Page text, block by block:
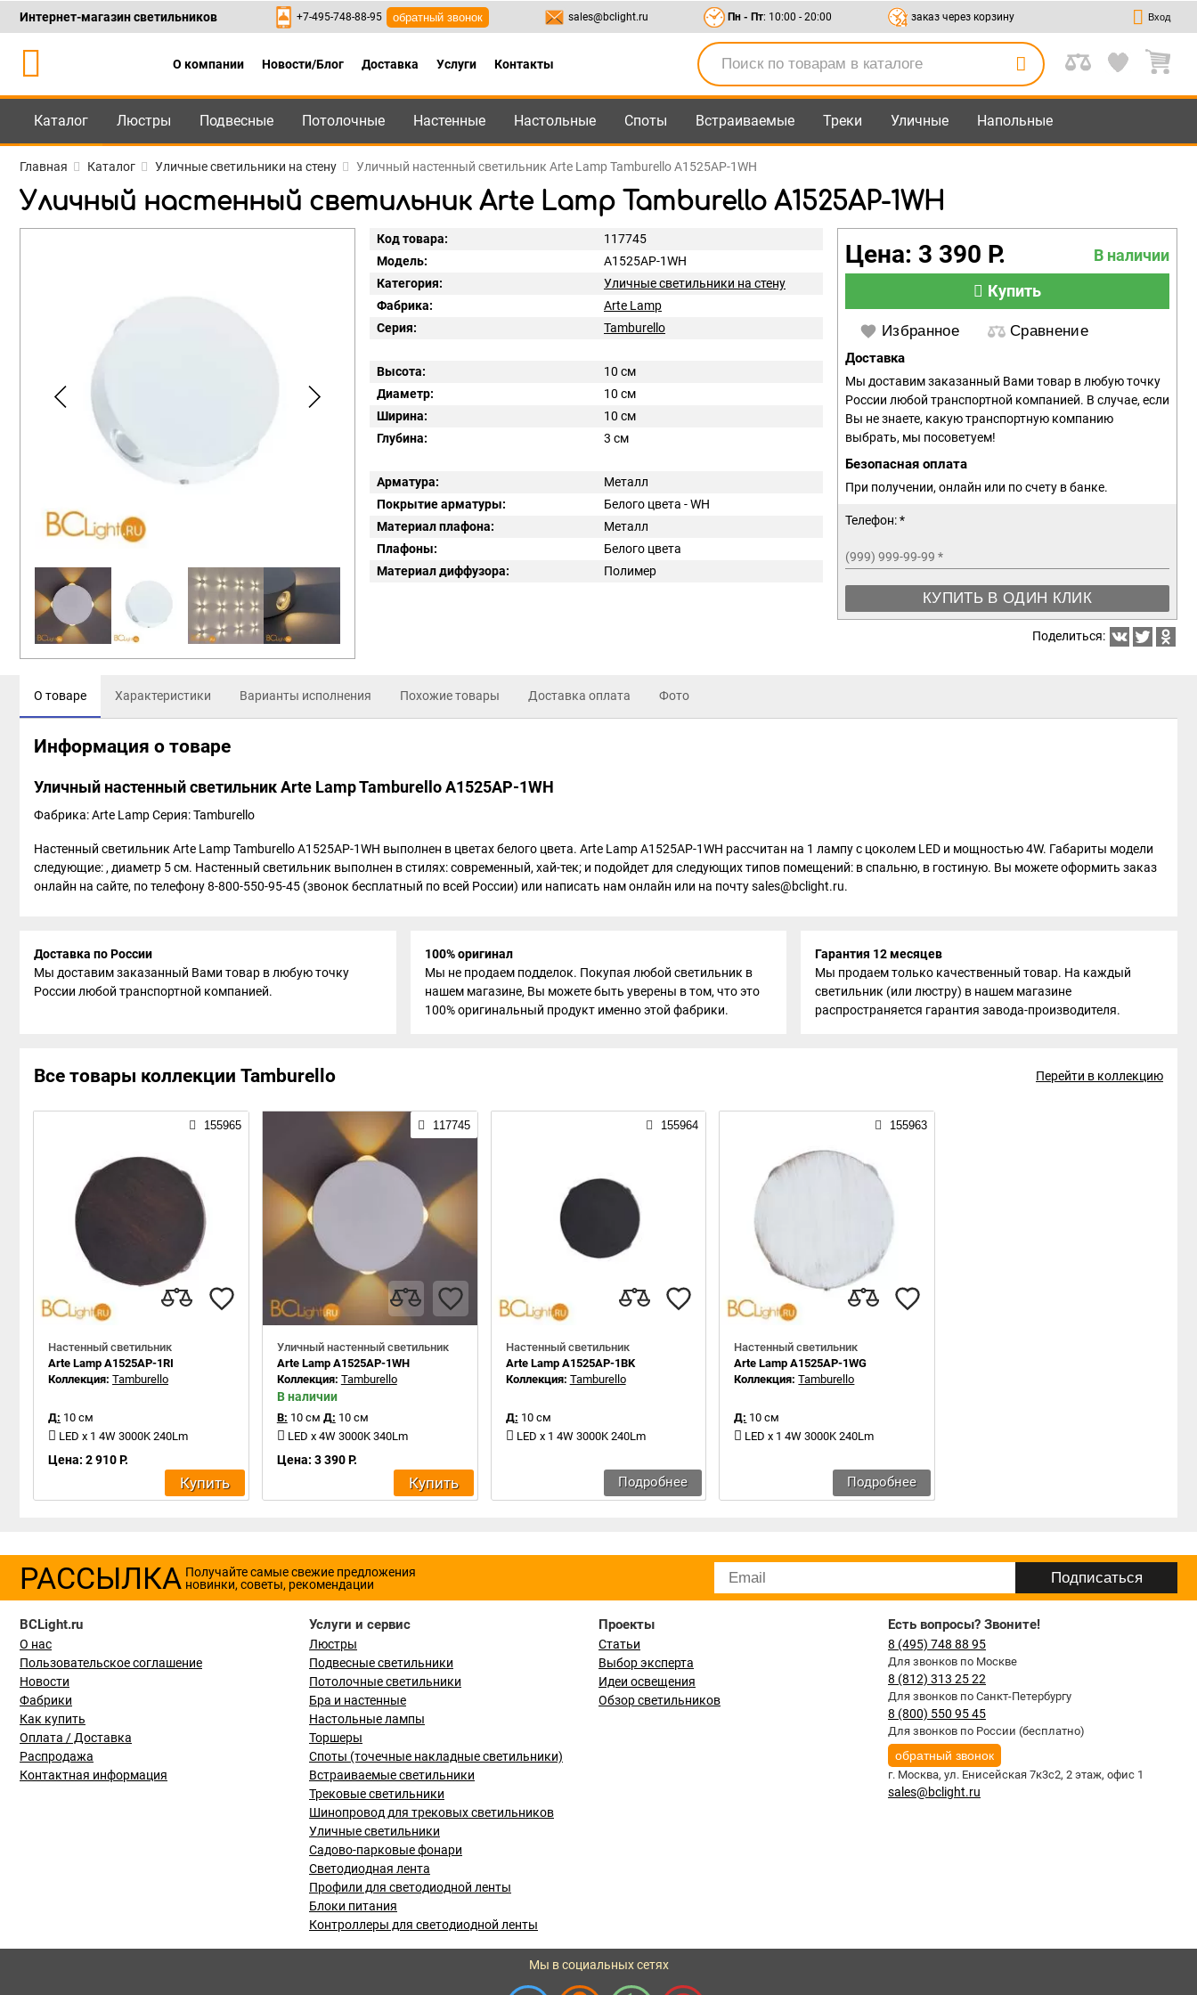
Каталог +7-495-748-88-95 ,8-800-550-95-45 sales@bclight.ru
Интернет-магазин светильников +7-495-748-88-95 обратный звонок sales@bclight.ru Пн - Пт: 10:00 - 20:00 заказ через корзину Вход
О компании Новости/Блог Доставка Услуги Контакты
Каталог Люстры Подвесные Потолочные Настенные Настольные Споты Встраиваемые Треки Уличные Напольные
Главная Каталог Уличные светильники на стену Уличный настенный светильник Arte Lamp Tamburello A1525AP-1WH
Уличный настенный светильник Arte Lamp Tamburello A1525AP-1WH
Код товара:
117745
Модель:
A1525AP-1WH
Категория:
Уличные светильники на стену
Фабрика:
Arte Lamp
Серия:
Tamburello
Высота:
10 см
Диаметр:
10 см
Ширина:
10 см
Глубина:
3 см
Арматура:
Металл
Покрытие арматуры:
Белого цвета - WH
Материал плафона:
Металл
Плафоны:
Белого цвета
Материал диффузора:
Полимер
Цена: 3 390 Р.
В наличии
Купить
Избранное Сравнение
Доставка
Мы доставим заказанный Вами товар в любую точку
России любой транспортной компанией. В случае, если
Вы не знаете, какую транспортную компанию
выбрать, мы посоветуем!
Безопасная оплата
При получении, онлайн или по счету в банке.
Телефон: *
(999) 999-99-99 *
КУПИТЬ В ОДИН КЛИК
Поделиться:
О товаре Характеристики Варианты исполнения Похожие товары Доставка оплата Фото
Информация о товаре
Уличный настенный светильник Arte Lamp Tamburello A1525AP-1WH
Фабрика: Arte LampСерия: Tamburello
Настенный светильник Arte Lamp Tamburello A1525AP-1WH выполнен в цветах белого цвета. Arte Lamp A1525AP-1WH рассчитан на 1 лампу с цоколем LED и мощностью 4W. Габариты модели
следующие: , диаметр 5 см. Настенный светильник выполнен в стилях: современный, хай-тек; и подойдет для следующих типов помещений: в спальню, в гостиную. Вы можете оформить заказ
онлайн на сайте, по телефону 8-800-550-95-45 (звонок бесплатный по всей России) или написать нам онлайн или на почту sales@bclight.ru.
Доставка по России
Мы доставим заказанный Вами товар в любую точку
России любой транспортной компанией.
100% оригинал
Мы не продаем подделок. Покупая любой светильник в
нашем магазине, Вы можете быть уверены в том, что это
100% оригинальный продукт именно этой фабрики.
Гарантия 12 месяцев
Мы продаем только качественный товар. На каждый
светильник (или люстру) в нашем магазине
распространяется гарантия завода-производителя.
Все товары коллекции Tamburello Перейти в коллекцию
155965
Настенный светильник
Arte Lamp A1525AP-1RI
Коллекция: Tamburello
Д: 10 см
LED x 1 4W 3000K 240Lm
Цена: 2 910 Р.
Купить
117745
Уличный настенный светильник
Arte Lamp A1525AP-1WH
Коллекция: Tamburello
В наличии
В: 10 см Д: 10 см
LED x 4W 3000K 340Lm
Цена: 3 390 Р.
Купить
155964
Настенный светильник
Arte Lamp A1525AP-1BK
Коллекция: Tamburello
Д: 10 см
LED x 1 4W 3000K 240Lm
Подробнее
155963
Настенный светильник
Arte Lamp A1525AP-1WG
Коллекция:Tamburello
Д: 10 см
LED x 1 4W 3000K 240Lm
Подробнее
РАССЫЛКА Получайте самые свежие предложения
новинки, советы, рекомендации
BCLight.ru
О нас
Пользовательское соглашение
Новости
Фабрики
Как купить
Оплата / Доставка
Распродажа
Контактная информация
Услуги и сервис
Люстры
Подвесные светильники
Потолочные светильники
Бра и настенные
Настольные лампы
Торшеры
Споты (точечные накладные светильники)
Встраиваемые светильники
Трековые светильники
Шинопровод для трековых светильников
Уличные светильники
Садово-парковые фонари
Светодиодная лента
Профили для светодиодной ленты
Блоки питания
Контроллеры для светодиодной ленты
Проекты
Статьи
Выбор эксперта
Идеи освещения
Обзор светильников
Есть вопросы? Звоните!
8 (495) 748 88 95
Для звонков по Москве
8 (812) 313 25 22
Для звонков по Санкт-Петербургу
8 (800) 550 95 45
Для звонков по России (бесплатно)
обратный звонок
г. Москва, ул. Енисейская 7к3с2, 2 этаж, офис 1
sales@bclight.ru
Мы в социальных сетях